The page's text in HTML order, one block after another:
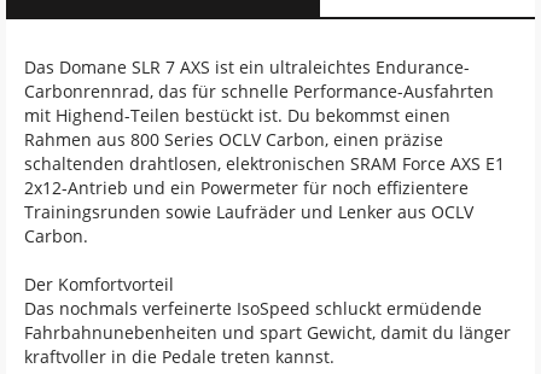
Das Domane SLR 7 AXS ist ein ultraleichtes Endurance-
Carbonrennrad, das für schnelle Performance-Ausfahrten
mit Highend-Teilen bestückt ist. Du bekommst einen
Rahmen aus 800 Series OCLV Carbon, einen präzise
schaltenden drahtlosen, elektronischen SRAM Force AXS E1
2x12-Antrieb und ein Powermeter für noch effizientere
Trainingsrunden sowie Laufräder und Lenker aus OCLV
Carbon.
Der Komfortvorteil
Das nochmals verfeinerte IsoSpeed schluckt ermüdende
Fahrbahnunebenheiten und spart Gewicht, damit du länger
kraftvoller in die Pedale treten kannst.